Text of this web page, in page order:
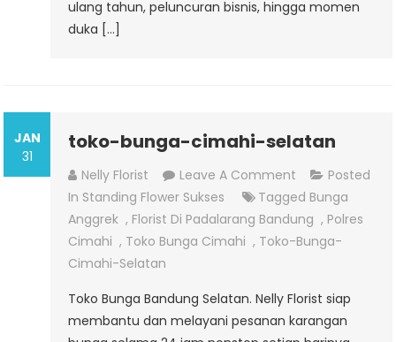
ulang tahun, peluncuran bisnis, hingga momen
duka […]
JAN
31
toko-bunga-cimahi-selatan
Nelly Florist Leave A Comment On
Toko-
Bunga-
Cimahi-
Posted
In Standing Flower Sukses Tagged Bunga
Anggrek , Florist Di Padalarang Bandung , Polres
Cimahi , Toko Bunga Cimahi , Toko-Bunga-
Cimahi-Selatan
Toko Bunga Bandung Selatan. Nelly Florist siap
membantu dan melayani pesanan karangan